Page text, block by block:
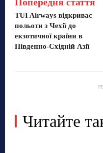
TUI Airways відкриває
польоти з Чехії до
екзотичної країни в
Південно-Східній Азії
Читайте